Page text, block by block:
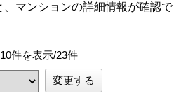
マンションの詳細情報が確認で
件を表示/23件
変更する